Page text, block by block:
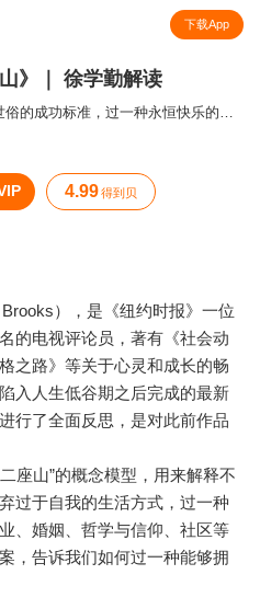
下载App
山》｜ 徐学勤解读
人如何超越世俗的成功标准，过一种永恒快乐的道德生活？
4.99 得到贝
），是《纽约时报》一位
的电视评论员，著有《社会动
之路》等关于心灵和成长的畅
入人生低谷期之后完成的最新
行了全面反思，是对此前作品
座山”的概念模型，用来解释不
过于自我的生活方式，过一种
、婚姻、哲学与信仰、社区等
，告诉我们如何过一种能够拥